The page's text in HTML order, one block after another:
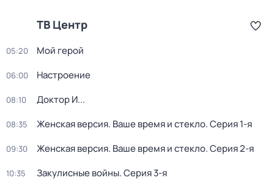
ТВ Центр
05:20 Мой герой
06:00 Настроение
08:10 Доктор И...
08:35 Женская версия. Ваше время и стекло. Серия 1-я
09:30 Женская версия. Ваше время и стекло. Серия 2-я
10:35 Закулисные войны. Серия 3-я